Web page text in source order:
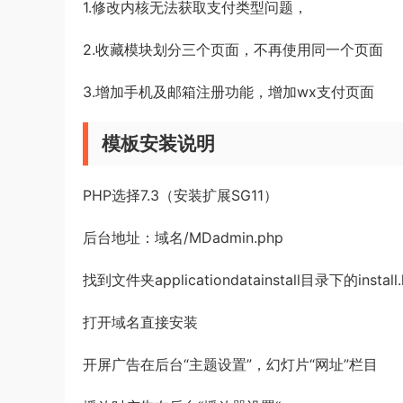
1.修改内核无法获取支付类型问题，
2.收藏模块划分三个页面，不再使用同一个页面
3.增加手机及邮箱注册功能，增加wx支付页面
模板安装说明
PHP选择7.3（安装扩展SG11）
后台地址：域名/MDadmin.php
找到文件夹applicationdatainstall目录下的
打开域名直接安装
开屏广告在后台“主题设置”，幻灯片“网址”栏目